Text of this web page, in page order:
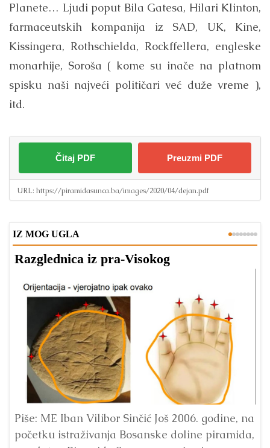
Planete… Ljudi poput Bila Gatesa, Hilari Klinton,
farmaceutskih kompanija iz SAD, UK, Kine,
Kissingera, Rothschielda, Rockffellera, engleske
monarhije, Soroša ( kome su inače na platnom
spisku naši najveći političari već duže vreme ),
itd.
Čitaj PDF Preuzmi PDF
URL: https://piramidasunca.ba/images/2020/04/dejan.pdf
IZ MOG UGLA
Razglednica iz pra-Visokog
Piše: ME Iban Vilibor Sinčić Još 2006. godine, na
početku istraživanja Bosanske doline piramida,